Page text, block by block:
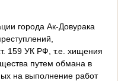
города Ак-Довурака
159 УК РФ, т.е. хищения
путем обмана в
на выполнение работ